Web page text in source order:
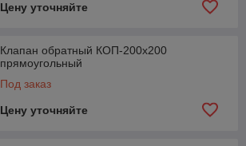
Цену уточняйте
Клапан обратный КОП-200х200
прямоугольный
Под заказ
Цену уточняйте